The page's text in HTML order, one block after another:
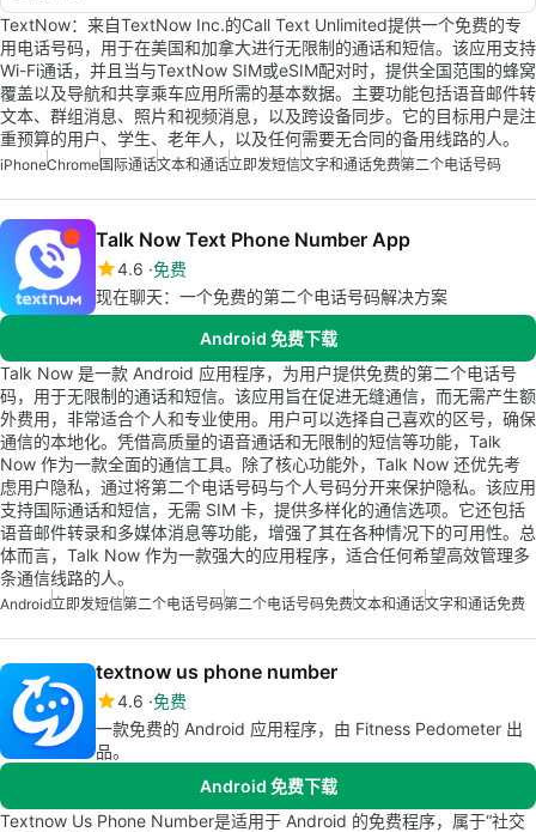
TextNow：来自TextNow Inc.的Call Text Unlimited提供一个免费的专
用电话号码，用于在美国和加拿大进行无限制的通话和短信。该应用支持
Wi-Fi通话，并且当与TextNow SIM或eSIM配对时，提供全国范围的蜂窝
覆盖以及导航和共享乘车应用所需的基本数据。主要功能包括语音邮件转
文本、群组消息、照片和视频消息，以及跨设备同步。它的目标用户是注
重预算的用户、学生、老年人，以及任何需要无合同的备用线路的人。
iPhoneChrome国际通话文本和通话立即发短信文字和通话免费第二个电话号码
Talk Now Text Phone Number App
4.6 免费
现在聊天：一个免费的第二个电话号码解决方案
Android 免费下载
Talk Now 是一款 Android 应用程序，为用户提供免费的第二个电话号
码，用于无限制的通话和短信。该应用旨在促进无缝通信，而无需产生额
外费用，非常适合个人和专业使用。用户可以选择自己喜欢的区号，确保
通信的本地化。凭借高质量的语音通话和无限制的短信等功能，Talk
Now 作为一款全面的通信工具。除了核心功能外，Talk Now 还优先考
虑用户隐私，通过将第二个电话号码与个人号码分开来保护隐私。该应用
支持国际通话和短信，无需 SIM 卡，提供多样化的通信选项。它还包括
语音邮件转录和多媒体消息等功能，增强了其在各种情况下的可用性。总
体而言，Talk Now 作为一款强大的应用程序，适合任何希望高效管理多
条通信线路的人。
Android立即发短信第二个电话号码第二个电话号码免费文本和通话文字和通话免费
textnow us phone number
4.6 免费
一款免费的 Android 应用程序，由 Fitness Pedometer 出
品。
Android 免费下载
Textnow Us Phone Number是适用于 Android 的免费程序，属于“社交